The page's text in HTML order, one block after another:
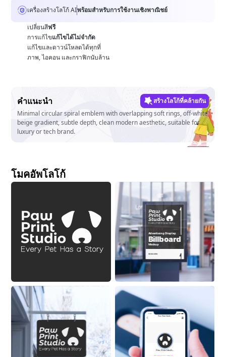
เครื่องสร้างโลโก้ AIพร้อมสำหรับการใช้งานเชิงพาณิชย์
เปลี่ยนสีฟรี
การแก้ไขแก้ไขได้ไม่จำกัด
แก้ไขและดาวน์โหลดได้ทุกที่
ภาพ, ไอคอน และกราฟิกนับล้าน
คำแนะนำ
สร้างโลโก้ที่คล้ายกัน
Minimal circular spiral emblem with overlapping soft rings, off-white
beige gradient, subtle depth, clean modern aesthetic, suitable for
luxury or tech brand.
โมคอัพโลโก้
Advertising Display
Billboard
Mockup
ON BUILDING
9:41
Paw
Print
Studi...
Paw
Print
Studi...
New playground. Same kid.